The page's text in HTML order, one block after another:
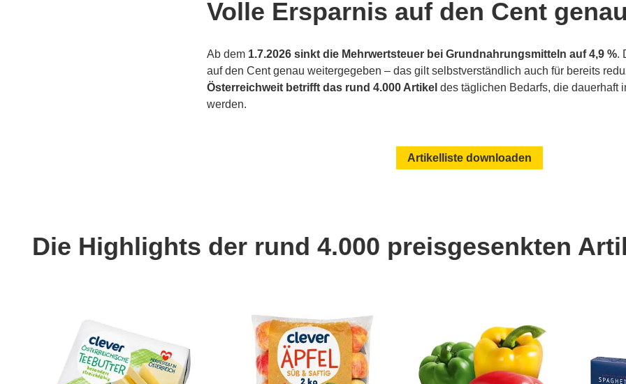
Volle Ersparnis auf den Cent genau
Ab dem 1.7.2026 sinkt die Mehrwertsteuer bei Grundnahrungsmitteln auf 4,9 %.
auf den Cent genau weitergegeben – das gilt selbstverständlich auch für bereits
Österreichweit betrifft das rund 4.000 Artikel des täglichen Bedarfs, die dauerhaft
werden.
Artikelliste downloaden
Die Highlights der rund 4.000 preisgesenkten